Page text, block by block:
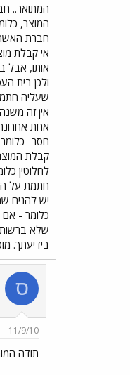
המתואר..
חברת
אי קבלת
אותו, אבל
ולכן בית
שעליה
אין זה
אחת
חסר-
קבלת
לחלוטין
חתמת על
יש להניח
כלומר -
שלא
בידיעתך.
ס
11/9/10
תודה